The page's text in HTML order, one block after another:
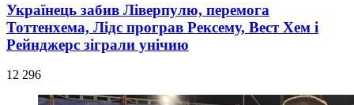
Українець забив Ліверпулю, перемога
Тоттенхема, Лідс програв Рексему, Вест Хем і
Рейнджерс зіграли унічию
12 296